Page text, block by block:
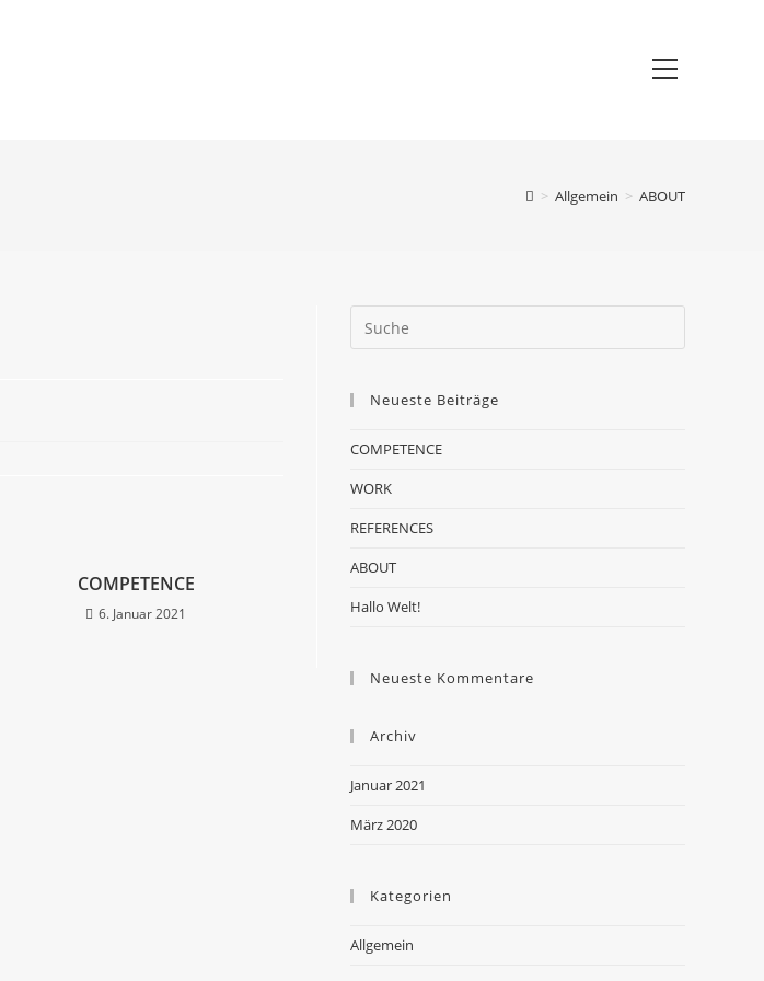
> Allgemein > ABOUT
COMPETENCE
6. Januar 2021
Neueste Beiträge
COMPETENCE
WORK
REFERENCES
ABOUT
Hallo Welt!
Neueste Kommentare
Archiv
Januar 2021
März 2020
Kategorien
Allgemein